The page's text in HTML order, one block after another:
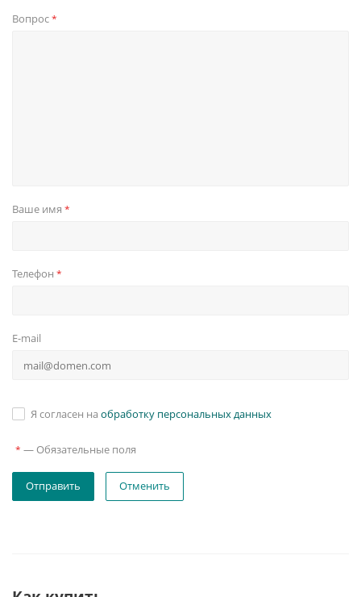
Вопрос*
Ваше имя *
Телефон *
E-mail
Я согласен на обработку персональных данных
* — Обязательные поля
Отменить